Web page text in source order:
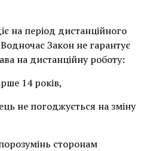
на період дистанційного
Закон не гарантує
на дистанційну роботу:
14 років,
не погоджується на зміну
сторонам